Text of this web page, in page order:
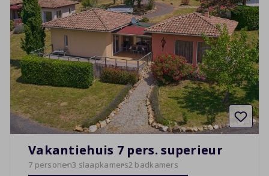
Vakantiehuis 7 pers. superieur
7 personen3 slaapkamers2 badkamers